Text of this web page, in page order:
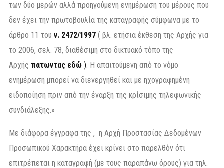
των δύο μερών αλλά προηγούμενη ενημέρωση του μέρους που
δεν έχει την πρωτοβουλία της καταγραφής σύμφωνα με το
άρθρο 11 του ν. 2472/1997 ( βλ. ετήσια έκθεση της Αρχής για
το 2006, σελ. 78, διαθέσιμη στο δικτυακό τόπο της
Αρχής πατωντας εδώ ) . Η απαιτούμενη από το νόμο
ενημέρωση μπορεί να διενεργηθεί και με ηχογραφημένη
ειδοποίηση πριν από την έναρξη της κρίσιμης τηλεφωνικής
συνδιάλεξης.»
Με διάφορα έγγραφα της , η Αρχή Προστασίας Δεδομένων
Προσωπικού Χαρακτήρα έχει κρίνει στο παρελθόν ότι
επιτρέπεται η καταγραφή (με τους παραπάνω όρους) για τηλ.